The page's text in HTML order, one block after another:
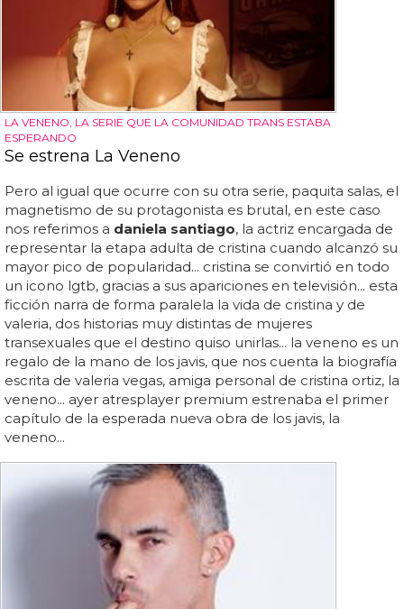
LA VENENO, LA SERIE QUE LA COMUNIDAD TRANS ESTABA
ESPERANDO
Se estrena La Veneno
Pero al igual que ocurre con su otra serie, paquita salas, el
magnetismo de su protagonista es brutal, en este caso
nos referimos a daniela santiago, la actriz encargada de
representar la etapa adulta de cristina cuando alcanzó su
mayor pico de popularidad... cristina se convirtió en todo
un icono lgtb, gracias a sus apariciones en televisión... esta
ficción narra de forma paralela la vida de cristina y de
valeria, dos historias muy distintas de mujeres
transexuales que el destino quiso unirlas... la veneno es un
regalo de la mano de los javis, que nos cuenta la biografía
escrita de valeria vegas, amiga personal de cristina ortiz, la
veneno... ayer atresplayer premium estrenaba el primer
capítulo de la esperada nueva obra de los javis, la
veneno...